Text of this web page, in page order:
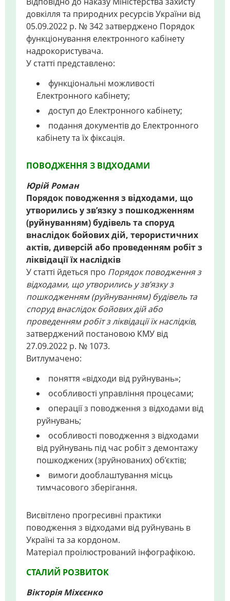
довкілля та природних ресурсів України від
05.09.2022 р. № 342 затверджено Порядок
функціонування електронного кабінету
надрокористувача.
У статті представлено:
функціональні можливості
Електронного кабінету;
доступ до Електронного кабінету;
подання документів до Електронного
кабінету та їх фіксація.
ПОВОДЖЕННЯ З ВІДХОДАМИ
Юрій Роман
Порядок поводження з відходами, що
утворились у зв’язку з пошкодженням
(руйнуванням) будівель та споруд
внаслідок бойових дій, терористичних
актів, диверсій або проведенням робіт з
ліквідації їх наслідків
У статті йдеться про Порядок поводження з
відходами, що утворились у зв’язку з
пошкодженням (руйнуванням) будівель та
споруд внаслідок бойових дій або
проведенням робіт з ліквідації їх наслідків,
затверджений постановою КМУ від
27.09.2022 р. № 1073.
Витлумачено:
поняття «відходи від руйнувань»;
особливості управління процесами;
операції з поводження з відходами від
руйнувань;
особливості поводження з відходами
від руйнувань під час робіт з демонтажу
пошкоджених (зруйнованих) об’єктів;
вимоги дооблаштування місць
тимчасового зберігання.
Висвітлено прогресивні практики
поводження з відходами від руйнувань в
Україні та за кордоном.
Матеріал проілюстрований інфографікою.
СТАЛИЙ РОЗВИТОК
Вікторія Міхєєнко